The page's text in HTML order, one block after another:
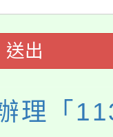
送出
理「